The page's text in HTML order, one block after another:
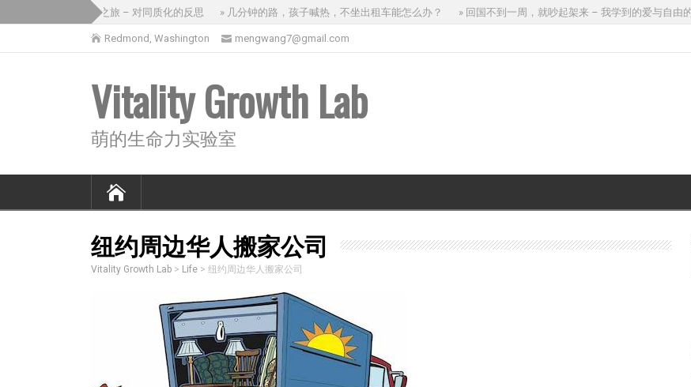
» 没意思的三国之旅 – 对同质化的反思 » 几分钟的路，孩子喊热，不坐出租车能怎么办？ » 回国不到一周，就吵起架来 – 我学到的爱与自由的
Redmond, Washington mengwang7@gmail.com
Vitality Growth Lab
萌的生命力实验室
纽约周边华人搬家公司
Vitality Growth Lab > Life > 纽约周边华人搬家公司